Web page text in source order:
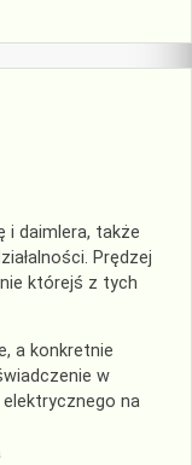
i daimlera, także
Prędzej
którejś z tych
a konkretnie
w
na